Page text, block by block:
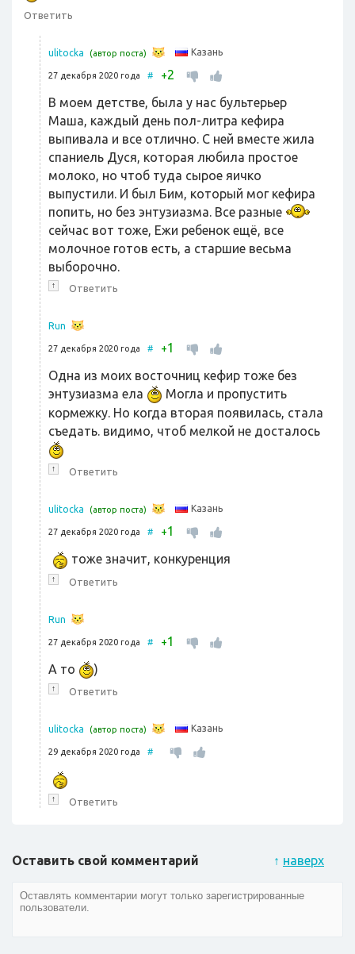
Ответить
ulitocka (автор поста) Казань
27 декабря 2020 года # +2
В моем детстве, была у нас бультерьер
Маша, каждый день пол-литра кефира
выпивала и все отлично. С ней вместе жила
спаниель Дуся, которая любила простое
молоко, но чтоб туда сырое яичко
выпустили. И был Бим, который мог кефира
попить, но без энтузиазма. Все разные
сейчас вот тоже, Ежи ребенок ещё, все
молочное готов есть, а старшие весьма
выборочно.
↑ Ответить
Run
27 декабря 2020 года # +1
Одна из моих восточниц кефир тоже без
энтузиазма ела
Могла и пропустить
кормежку. Но когда вторая появилась, стала
съедать. видимо, чтоб мелкой не досталось
↑ Ответить
ulitocka (автор поста) Казань
27 декабря 2020 года # +1
тоже значит, конкуренция
↑ Ответить
Run
27 декабря 2020 года # +1
А то
)
↑ Ответить
ulitocka (автор поста) Казань
29 декабря 2020 года #
↑ Ответить
↑ наверх
Оставить свой комментарий